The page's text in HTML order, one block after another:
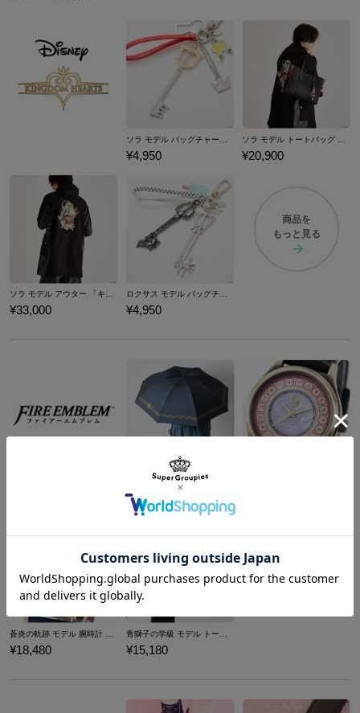
¥4,950 ¥20,900
ソラ モデル アウター 「キングダム ハーツ」シリーズ
¥33,000
ロクサス モデル バッグチャーム 「キングダム ハーツ」シリーズ
¥4,950
商品を
もっと見る
¥9,900
¥18,480 ¥15,180
もっと見る